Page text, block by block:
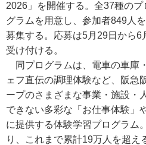
2026」を開催する。全37種のプ
グラムを用意し、参加者849人を
募集する。応募は5月29日から6
受け付ける。
同プログラムは、電車の車庫
ェフ直伝の調理体験など、阪急
ープのさまざまな事業・施設・
できない多彩な「お仕事体験」
に提供する体験学習プログラム
り、これまで累計19万人を超え